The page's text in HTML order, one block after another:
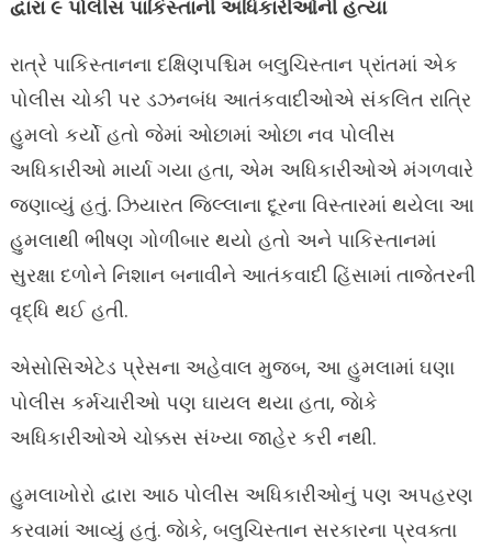
દ્વારા ૯ પોલીસ પાકિસ્તાની અધિકારીઓની હત્યા
રાત્રે પાકિસ્તાનના દક્ષિણપશ્ચિમ બલુચિસ્તાન પ્રાંતમાં એક
પોલીસ ચોકી પર ડઝનબંધ આતંકવાદીઓએ સંકલિત રાત્રિ
હુમલો કર્યો હતો જેમાં ઓછામાં ઓછા નવ પોલીસ
અધિકારીઓ માર્યા ગયા હતા, એમ અધિકારીઓએ મંગળવારે
જણાવ્યું હતું. ઝિયારત જિલ્લાના દૂરના વિસ્તારમાં થયેલા આ
હુમલાથી ભીષણ ગોળીબાર થયો હતો અને પાકિસ્તાનમાં
સુરક્ષા દળોને નિશાન બનાવીને આતંકવાદી હિંસામાં તાજેતરની
વૃદ્ધિ થઈ હતી.
એસોસિએટેડ પ્રેસના અહેવાલ મુજબ, આ હુમલામાં ઘણા
પોલીસ કર્મચારીઓ પણ ઘાયલ થયા હતા, જાેકે
અધિકારીઓએ ચોક્કસ સંખ્યા જાહેર કરી નથી.
હુમલાખોરો દ્વારા આઠ પોલીસ અધિકારીઓનું પણ અપહરણ
કરવામાં આવ્યું હતું. જાેકે, બલુચિસ્તાન સરકારના પ્રવક્તા